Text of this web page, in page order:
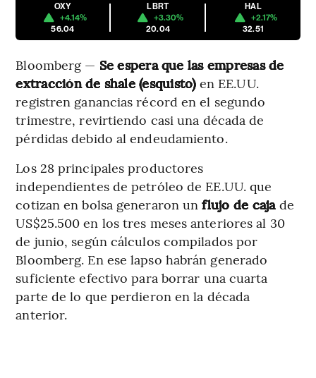
OXY
+4.14%
56.04
LBRT
+3.30%
20.04
HAL
+2.17%
32.51
Bloomberg — Se espera que las empresas de
extracción de shale (esquisto) en EE.UU.
registren ganancias récord en el segundo
trimestre, revirtiendo casi una década de
pérdidas debido al endeudamiento.
Los 28 principales productores
independientes de petróleo de EE.UU. que
cotizan en bolsa generaron unflujo de cajade
US$25.500 en los tres meses anteriores al 30
de junio, según cálculos compilados por
Bloomberg. En ese lapso habrán generado
suficiente efectivo para borrar una cuarta
parte de lo que perdieron en la década
anterior.